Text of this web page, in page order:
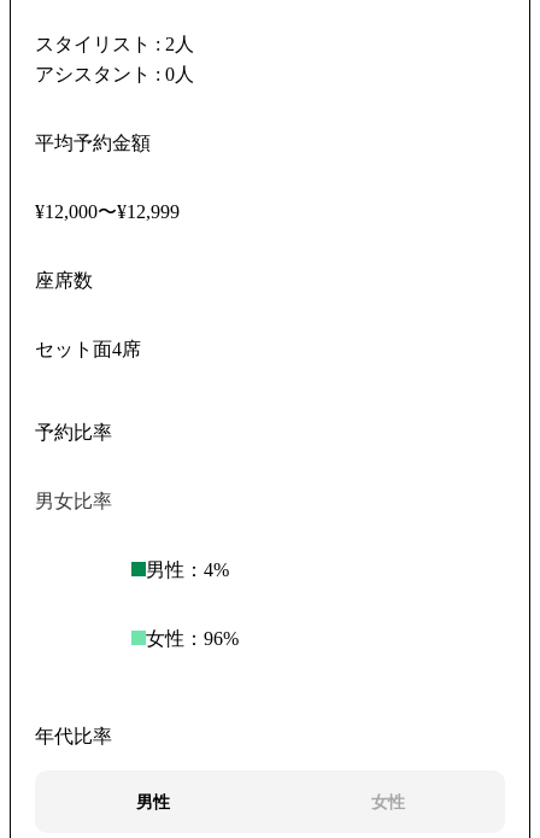
スタイリスト : 2人
アシスタント : 0人
平均予約金額
¥12,000〜¥12,999
座席数
セット面4席
予約比率
男女比率
男性： 4%
女性： 96%
年代比率
男性 女性